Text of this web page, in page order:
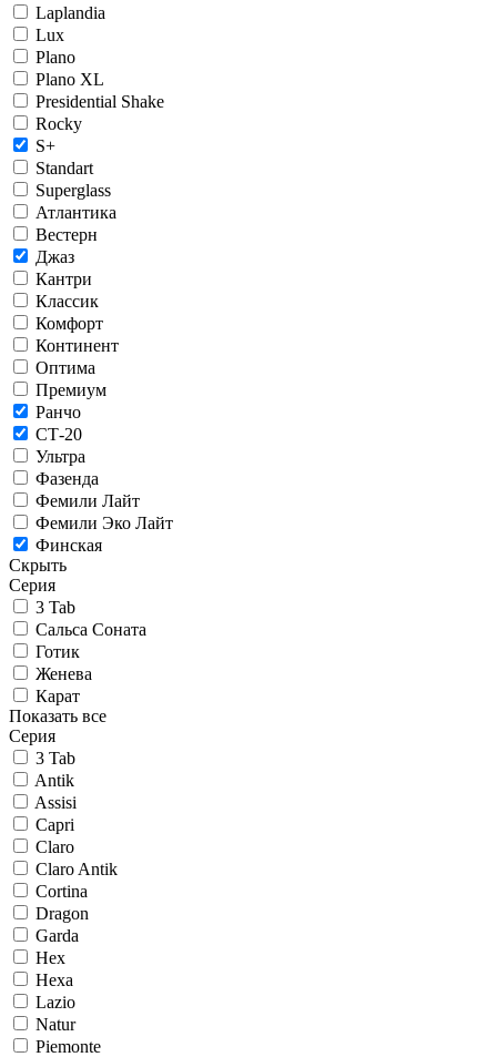
Laplandia
Lux
Plano
Plano XL
Presidential Shake
Rocky
S+
Standart
Superglass
Атлантика
Вестерн
Джаз
Кантри
Классик
Комфорт
Континент
Оптима
Премиум
Ранчо
СТ-20
Ультра
Фазенда
Фемили Лайт
Фемили Эко Лайт
Финская
Скрыть
Серия
3 Tab
Сальса Соната
Готик
Женева
Карат
Показать все
Серия
3 Tab
Antik
Assisi
Capri
Claro
Claro Antik
Cortina
Dragon
Garda
Hex
Hexa
Lazio
Natur
Piemonte